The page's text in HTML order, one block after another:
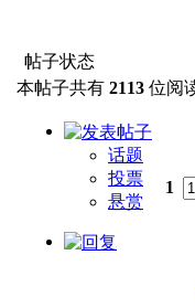
帖子状态
本帖子共有 2113 位阅
话题
投票
悬赏
1